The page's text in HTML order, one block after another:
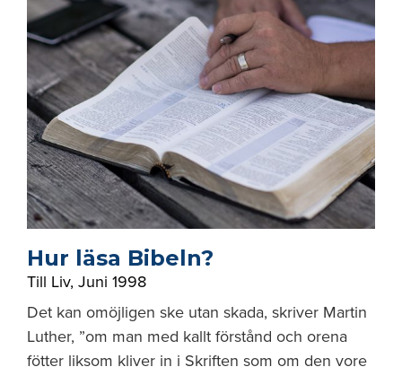
Hur läsa Bibeln?
Till Liv, Juni 1998
Det kan omöjligen ske utan skada, skriver Martin
Luther, ”om man med kallt förstånd och orena
fötter liksom kliver in i Skriften som om den vore